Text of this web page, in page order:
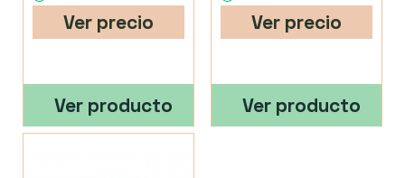
Ver precio
Ver producto
Ver precio
Ver producto